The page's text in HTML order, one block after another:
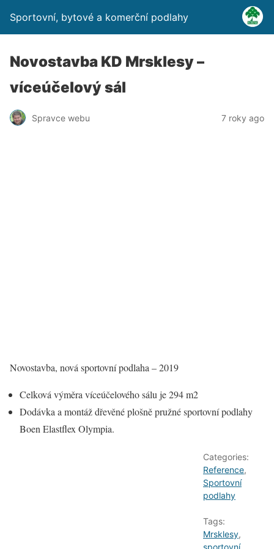
Sportovní, bytové a komerční podlahy
Novostavba KD Mrsklesy –
víceúčelový sál
Spravce webu 7 roky ago
Novostavba, nová sportovní podlaha – 2019
Celková výměra víceúčelového sálu je 294 m2
Dodávka a montáž dřevěné plošně pružné sportovní podlahy
Boen Elastflex Olympia.
Categories:
Reference,
Sportovní
podlahy
Tags:
Mrsklesy,
sportovní